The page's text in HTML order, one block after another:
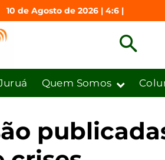
10 de Agosto de 2026 | 4:6 |
Quem Somos